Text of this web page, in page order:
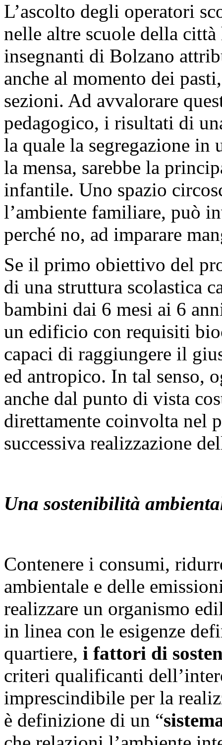
L’ascolto degli operatori
nelle altre scuole della
insegnanti di Bolzano
anche al momento dei
sezioni. Ad avvalorare
pedagogico, i risultati di
la quale la segregazione in
la mensa, sarebbe la
infantile. Uno spazio
l’ambiente familiare, può
perché no, ad imparare
Se il primo obiettivo del
di una struttura scolastica
bambini dai 6 mesi ai 6
un edificio con requisiti
capaci di raggiungere il
ed antropico. In tal senso,
anche dal punto di vista
direttamente coinvolta nel
successiva realizzazione
Una sostenibilità
Contenere i consumi,
ambientale e delle
realizzare un organismo
in linea con le esigenze
quartiere, i fattori di
criteri qualificanti
imprescindibile per la
è definizione di un “